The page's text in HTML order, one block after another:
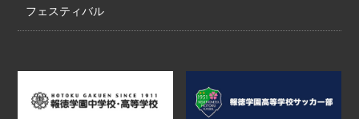
フェスティバル